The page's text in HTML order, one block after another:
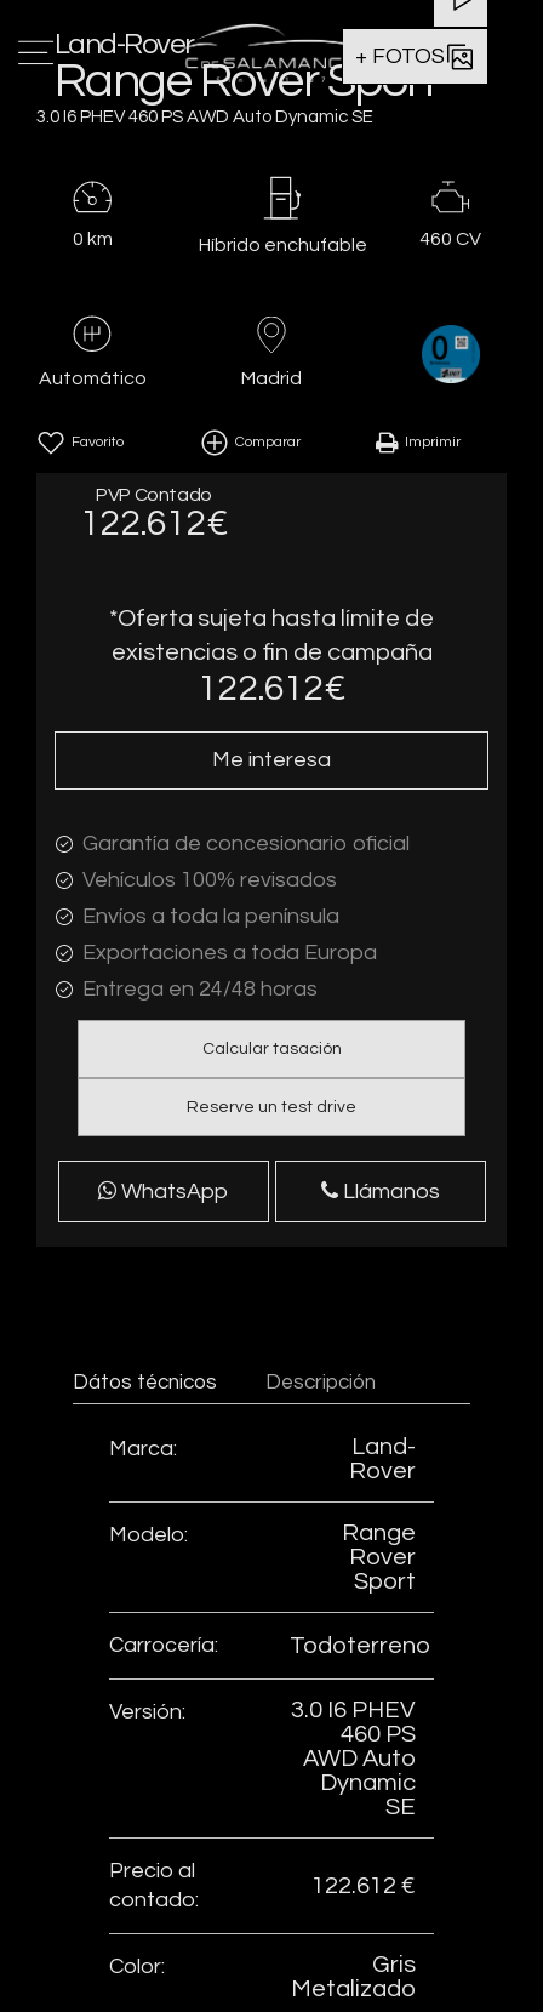
+ FOTOS
Land-Rover
Range Rover Sport
3.0 I6 PHEV 460 PS AWD Auto Dynamic SE
0 km Híbrido enchufable 460 CV
Automático Madrid
Favorito Comparar Imprimir
PVP Contado
122.612€
*Oferta sujeta hasta límite de
existencias o fin de campaña
122.612€
Me interesa
Garantía de concesionario oficial
Vehículos 100% revisados
Envíos a toda la península
Exportaciones a toda Europa
Entrega en 24/48 horas
Calcular tasación
Reserve un test drive
WhatsApp Llámanos
Dátos técnicos Descripción
Marca:
Land-
Rover
Modelo:
Range
Rover
Sport
Carrocería: Todoterreno
Versión:
3.0 I6 PHEV
460 PS
AWD Auto
Dynamic
SE
Precio al
contado:
122.612 €
Color:
Gris
Metalizado